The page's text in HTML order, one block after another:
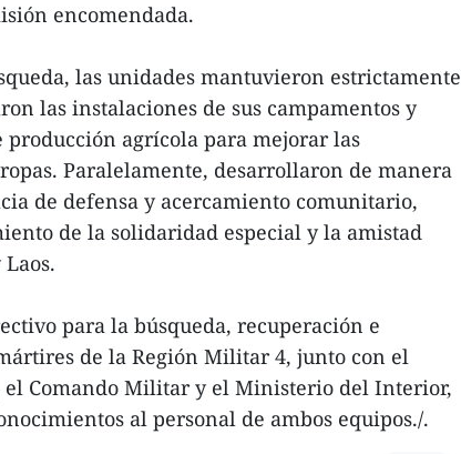
encomendada.
las unidades mantuvieron estrictamente
las instalaciones de sus campamentos y
agrícola para mejorar las
Paralelamente, desarrollaron de manera
de defensa y acercamiento comunitario,
de la solidaridad especial y la amistad
para la búsqueda, recuperación e
de la Región Militar 4, junto con el
Comando Militar y el Ministerio del Interior,
al personal de ambos equipos./.